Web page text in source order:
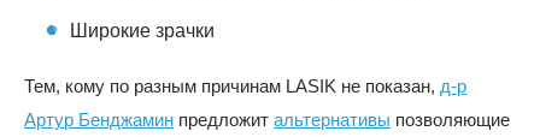
Широкие зрачки
Тем, кому по разным причинам LASIK не показан, д-р
Артур Бенджамин предложит альтернативы позволяющие